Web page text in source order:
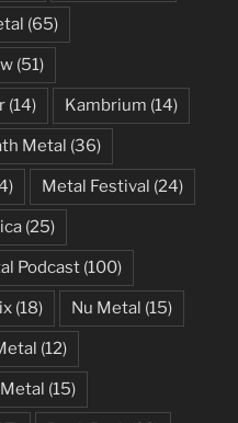
(65)
(51)
(14) Kambrium (14)
Metal (36)
Metal Festival (24)
(25)
Podcast (100)
(18) Nu Metal (15)
(12)
(15)